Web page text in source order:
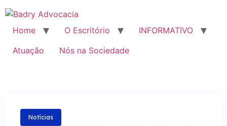
Home O Escritório
INFORMATIVO
Atuação
Nós na Sociedade
Notícias